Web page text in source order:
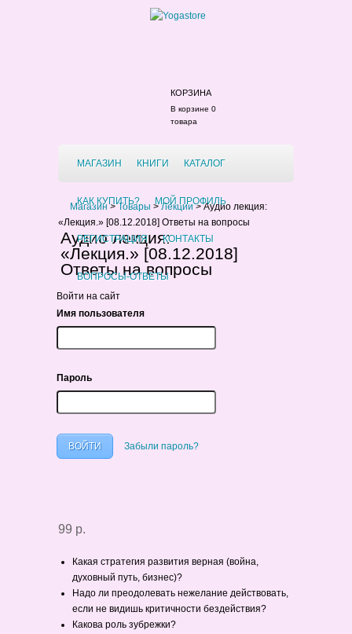
КОРЗИНА
В корзине 0
товара
МАГАЗИН КНИГИ КАТАЛОГ
КАК КУПИТЬ? МОЙ ПРОФИЛЬ
РЕГИСТРАЦИЯ КОНТАКТЫ
ВОПРОСЫ-ОТВЕТЫ
Магазин >Товары >Лекции>Аудио лекция:
«Лекция.» [08.12.2018] Ответы на вопросы
Аудио лекция:
«Лекция.» [08.12.2018]
Ответы на вопросы
Войти на сайт
Имя пользователя
Пароль
Забыли пароль?
99 р.
Какая стратегия развития верная (война,
духовный путь, бизнес)?
Надо ли преодолевать нежелание действовать,
если не видишь критичности бездействия?
Какова роль зубрежки?